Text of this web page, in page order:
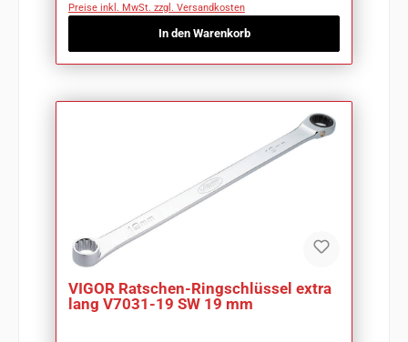
Preise inkl. MwSt. zzgl. Versandkosten
In den Warenkorb
VIGOR Ratschen-Ringschlüssel extra
lang V7031-19 SW 19 mm